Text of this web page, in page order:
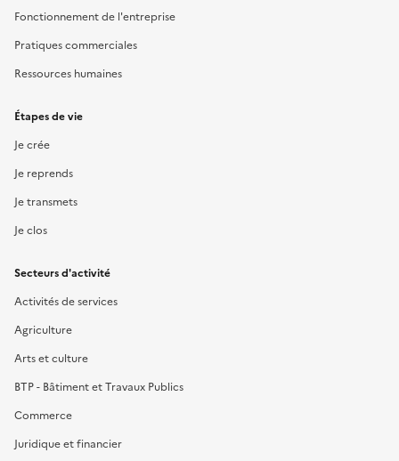
Fonctionnement de l'entreprise
Pratiques commerciales
Ressources humaines
Étapes de vie
Je crée
Je reprends
Je transmets
Je clos
Secteurs d'activité
Activités de services
Agriculture
Arts et culture
BTP - Bâtiment et Travaux Publics
Commerce
Juridique et financier